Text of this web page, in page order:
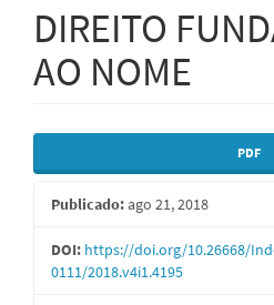
DIREITO
AO NOME
Barra
lateral
de
artigos
PDF
Publicado:ago 21, 2018
DOI: https://doi.org/10.26668/
0111/2018.v4i1.4195